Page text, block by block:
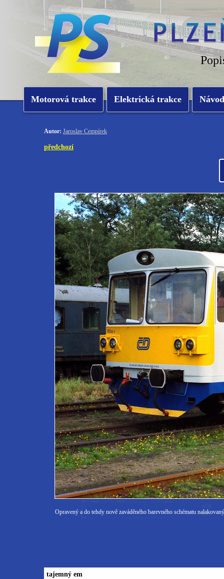
Motorová trakce Elektrická trakce
Autor: Jaroslav Cempírek
předchozí
Opravený a do tehdy nově zaváděného barevného schématu
tajemný em